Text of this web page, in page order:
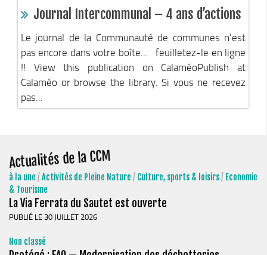
Projet Alimentaire Territorial
Plan Local d’Urbanisme
Architecte conseil
Stratégie de développement touristique
Chemins de randonnée
Taxe de séjour & Tourisme
Journal Intercommunal – 4 ans d’actions
Le journal de la Communauté de communes n’est
pas encore dans votre boîte… feuilletez-le en ligne
!! View this publication on CalaméoPublish at
Calaméo or browse the library. Si vous ne recevez
pas...
Actualités de la CCM
à la une /Activités de Pleine Nature / Culture, sports & loisirs/ Economie
& Tourisme
La Via Ferrata du Sautet est ouverte
PUBLIÉ LE 30 JUILLET 2026
Non classé